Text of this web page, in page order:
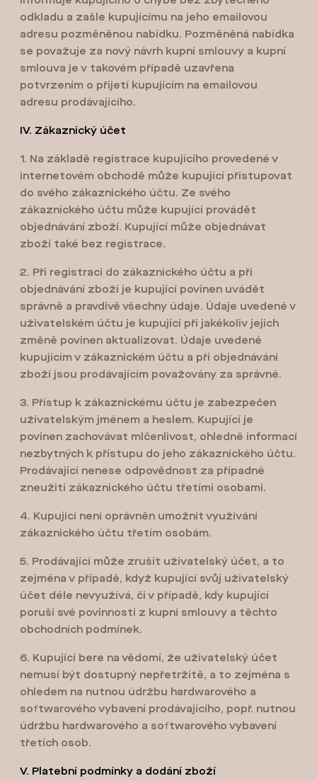
odkladu a zašle kupujícímu na jeho emailovou
adresu pozměněnou nabídku. Pozměněná nabídka
se považuje za nový návrh kupní smlouvy a kupní
smlouva je v takovém případě uzavřena
potvrzením o přijetí kupujícím na emailovou
adresu prodávajícího.
IV. Zákaznický účet
1. Na základě registrace kupujícího provedené v
internetovém obchodě může kupující přistupovat
do svého zákaznického účtu. Ze svého
zákaznického účtu může kupující provádět
objednávání zboží. Kupující může objednávat
zboží také bez registrace.
2. Při registraci do zákaznického účtu a při
objednávání zboží je kupující povinen uvádět
správně a pravdivě všechny údaje. Údaje uvedené v
uživatelském účtu je kupující při jakékoliv jejich
změně povinen aktualizovat. Údaje uvedené
kupujícím v zákaznickém účtu a při objednávání
zboží jsou prodávajícím považovány za správné.
3. Přístup k zákaznickému účtu je zabezpečen
uživatelským jménem a heslem. Kupující je
povinen zachovávat mlčenlivost, ohledně informací
nezbytných k přístupu do jeho zákaznického účtu.
Prodávající nenese odpovědnost za případné
zneužití zákaznického účtu třetími osobami.
4. Kupující není oprávněn umožnit využívání
zákaznického účtu třetím osobám.
5. Prodávající může zrušit uživatelský účet, a to
zejména v případě, když kupující svůj uživatelský
účet déle nevyužívá, či v případě, kdy kupující
poruší své povinnosti z kupní smlouvy a těchto
obchodních podmínek.
6. Kupující bere na vědomí, že uživatelský účet
nemusí být dostupný nepřetržitě, a to zejména s
ohledem na nutnou údržbu hardwarového a
softwarového vybavení prodávajícího, popř. nutnou
údržbu hardwarového a softwarového vybavení
třetích osob.
V. Platební podmínky a dodání zboží